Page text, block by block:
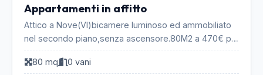
Appartamenti in affitto
Attico a Nove(VI)bicamere luminoso ed ammobiliato
nel secondo piano,senza ascensore.80M2 a 470€ piu
spese condominiali . Con due camere,una cucina
ass...80 mq 0 vani